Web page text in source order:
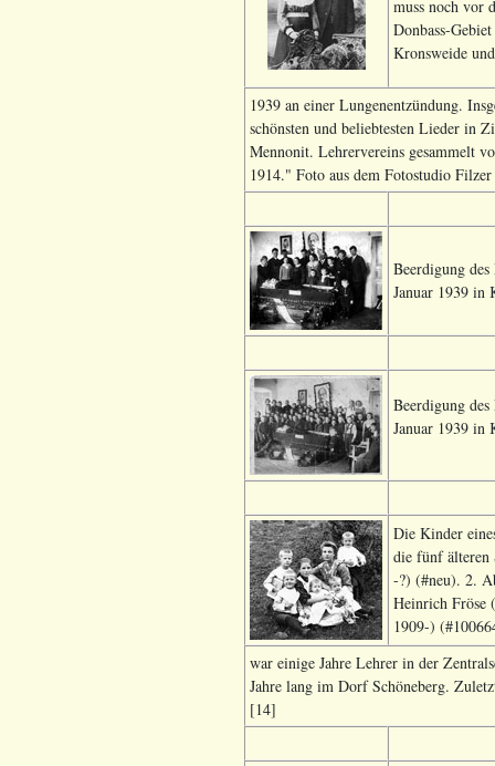
muss noch vor
Donbass-
Kronsweide
1939 an einer Lungenentzündung.
schönsten und beliebtesten Lieder in
Mennonit. Lehrervereins gesammelt
1914." Foto aus dem Fotostudio
Beerdigung
Januar 1939
Beerdigung
Januar 1939 in
Die Kinder
die fünf älteren
-?) (#neu). 2.
Heinrich Fröse
1909-)
war einige Jahre Lehrer in der
Jahre lang im Dorf Schöneberg.
[14]